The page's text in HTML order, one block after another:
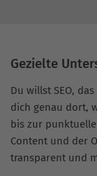
Gezielte
Du willst SEO,
dich genau dort,
bis zur
Content und der
transparent und